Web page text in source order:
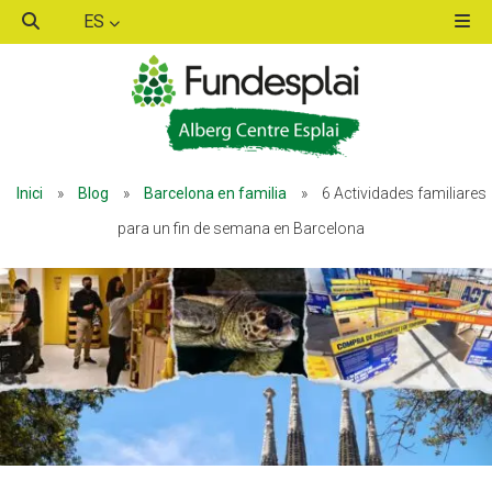
ES
Inici » Blog » Barcelona en familia »
6 Actividades familiares
para un fin de semana en Barcelona
ACTIVITATS D'ESTIU
MÓN ESCOLAR
ALBERG CENTRE ESPLAI
FORMACIÓ
ACTIVITATS D'ESTIU
MÓN ESCOLAR
ALBERG CENTRE ESPLAI
FORMACIÓ